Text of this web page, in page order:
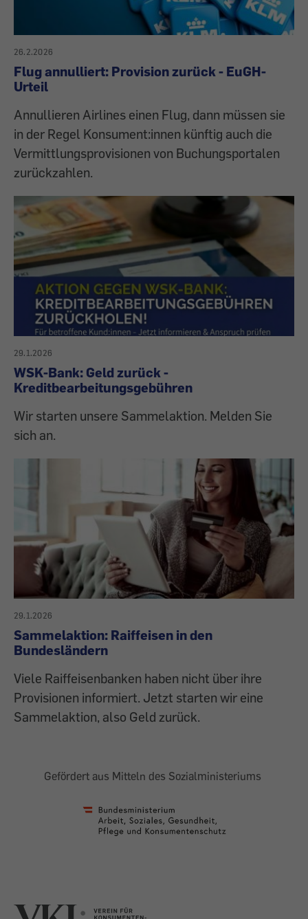
26.2.2026
Flug annulliert: Provision zurück - EuGH-
Urteil
Annullieren Airlines einen Flug, dann müssen sie
in der Regel Konsument:innen künftig auch die
Vermittlungsprovisionen von Buchungsportalen
zurückzahlen.
29.1.2026
WSK-Bank: Geld zurück -
Kreditbearbeitungsgebühren
Wir starten unsere Sammelaktion. Melden Sie
sich an.
29.1.2026
Sammelaktion: Raiffeisen in den
Bundesländern
Viele Raiffeisenbanken haben nicht über ihre
Provisionen informiert. Jetzt starten wir eine
Sammelaktion, also Geld zurück.
Gefördert aus Mitteln des Sozialministeriums